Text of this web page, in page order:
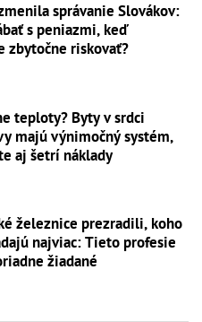
správanie Slovákov:
s peniazmi, keď
zbytočne riskovať?
teploty? Byty v srdci
majú výnimočný systém,
aj šetrí náklady
železnice prezradili, koho
najviac: Tieto profesie
žiadané